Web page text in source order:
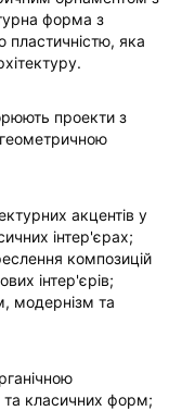
форма з
пластичністю, яка
проекти з
акцентів у
інтер'єрах;
композицій
інтер'єрів;
модернізм та
та класичних форм;